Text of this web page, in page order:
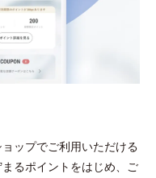
ップでご利用いただける
るポイントをはじめ、ご